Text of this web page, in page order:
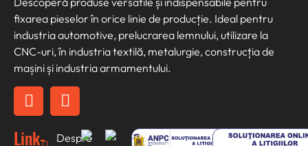
fixarea pieselor în orice linie de producție. Ideal pentru
industria automotive, prelucrarea lemnului, utilizare la
CNC-uri, în industria textilă, metalurgie, construcția de
mașini și industria armamentului.
Link-
Despre